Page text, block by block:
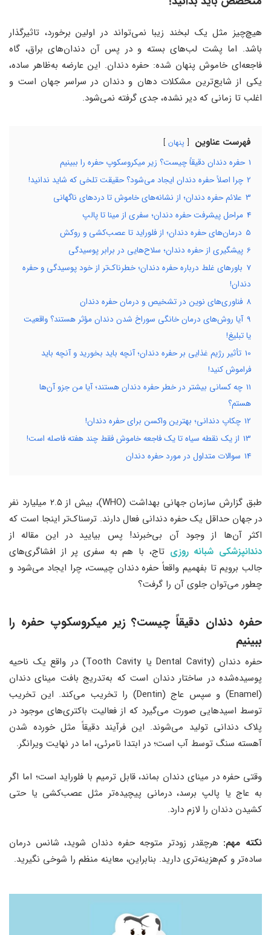
هیچ‌چیز مثل یک لبخند زیبا نمی‌تواند در اولین برخورد، تاثیرگذار
باشد. اما پشت لب‌های بسته و در پس آن دندان‌های براق، گاه
فاجعه‌ای خاموش پنهان شده: حفره دندان. این عارضه به‌ظاهر ساده،
یکی از شایع‌ترین مشکلات دهان و دندان در سراسر جهان است و
اغلب تا زمانی که دیر نشده، جدی گرفته نمی‌شود.
فهرست عناوین پنهان
1 حفره دندان دقیقاً چیست؟ زیر میکروسکوپ حفره را ببینیم
2 چرا اصلاً حفره دندان ایجاد می‌شود؟ حقیقت تلخی که شاید ندانید!
3 علائم حفره دندان؛ از نشانه‌های خاموش تا دردهای ناگهانی
4 مراحل پیشرفت حفره دندان؛ سفری از مینا تا پالپ
5 درمان‌های حفره دندان؛ از فلوراید تا عصب‌کشی و روکش
6 پیشگیری از حفره دندان؛ سلاح‌هایی در برابر پوسیدگی
7 باورهای غلط درباره حفره دندان؛ خطرناک‌تر از خود پوسیدگی و حفره
دندان!
8 فناوری‌های نوین در تشخیص و درمان حفره دندان
9 آیا روش‌های درمان خانگی سوراخ شدن دندان مؤثر هستند؟ واقعیت
یا تبلیغ!
10 تأثیر رژیم غذایی بر حفره دندان؛ آنچه باید بخورید و آنچه باید
فراموش کنید!
11 چه کسانی بیشتر در خطر حفره دندان هستند؛ آیا من جزو آن‌ها
هستم؟
12 چکاپ دندانی؛ بهترین واکسن برای حفره دندان!
13 از یک نقطه سیاه تا یک فاجعه خاموش فقط چند هفته فاصله است!
14 سوالات متداول در مورد حفره دندان
طبق گزارش سازمان جهانی بهداشت (WHO)، بیش از ۲.۵ میلیارد نفر
در جهان حداقل یک حفره دندانی فعال دارند. ترسناک‌تر اینجا است که
اکثر آن‌ها از وجود آن بی‌خبرند! پس بیایید در این مقاله از
دندانپزشکی شبانه روزی تاج، با هم به سفری پر از افشاگری‌های
جالب برویم تا بفهمیم واقعاً حفره دندان چیست، چرا ایجاد می‌شود و
چطور می‌توان جلوی آن را گرفت؟
حفره دندان دقیقاً چیست؟ زیر میکروسکوپ حفره را
ببینیم
حفره دندان (Dental Cavity یا Tooth Cavity) در واقع یک ناحیه
پوسیده‌شده در ساختار دندان است که به‌تدریج بافت مینای دندان
(Enamel) و سپس عاج (Dentin) را تخریب می‌کند. این تخریب
توسط اسیدهایی صورت می‌گیرد که از فعالیت باکتری‌های موجود در
پلاک دندانی تولید می‌شوند. این فرآیند دقیقاً مثل خورده شدن
آهسته سنگ توسط آب است؛ در ابتدا نامرئی، اما در نهایت ویرانگر.
وقتی حفره در مینای دندان بماند، قابل ترمیم با فلوراید است؛ اما اگر
به عاج یا پالپ برسد، درمانی پیچیده‌تر مثل عصب‌کشی یا حتی
کشیدن دندان را لازم دارد.
نکته مهم: هرچقدر زودتر متوجه حفره دندان شوید، شانس درمان
ساده‌تر و کم‌هزینه‌تری دارید. بنابراین، معاینه منظم را شوخی نگیرید.